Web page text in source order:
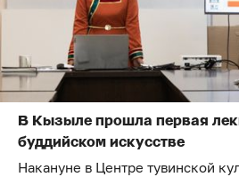
В Кызыле прошла первая
буддийском искусстве
Накануне в Центре тувинской